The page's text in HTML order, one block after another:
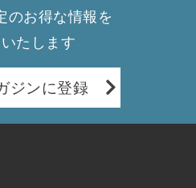
のお得な情報を
たします
ジンに登録